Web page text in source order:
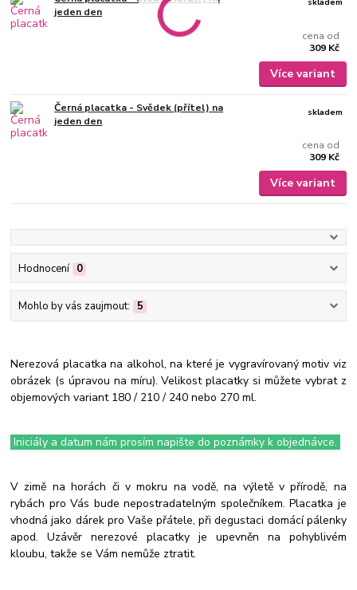
jeden den
cena od
309 Kč
Více variant
Černá placatka - Svědek (přítel) na
jeden den
cena od
309 Kč
skladem
Více variant
Hodnocení 0
Mohlo by vás zaujmout: 5
Nerezová placatka na alkohol, na které je vygravírovaný motiv viz
obrázek (s úpravou na míru). Velikost placatky si můžete vybrat z
objemových variant 180 / 210 / 240 nebo 270 ml.
Iniciály a datum nám prosím napište do poznámky k objednávce.
V zimě na horách či v mokru na vodě, na výletě v přírodě, na
rybách pro Vás bude nepostradatelným společníkem. Placatka je
vhodná jako dárek pro Vaše přátele, při degustaci domácí pálenky
apod. Uzávěr nerezové placatky je upevněn na pohyblivém
kloubu, takže se Vám nemůže ztratit.